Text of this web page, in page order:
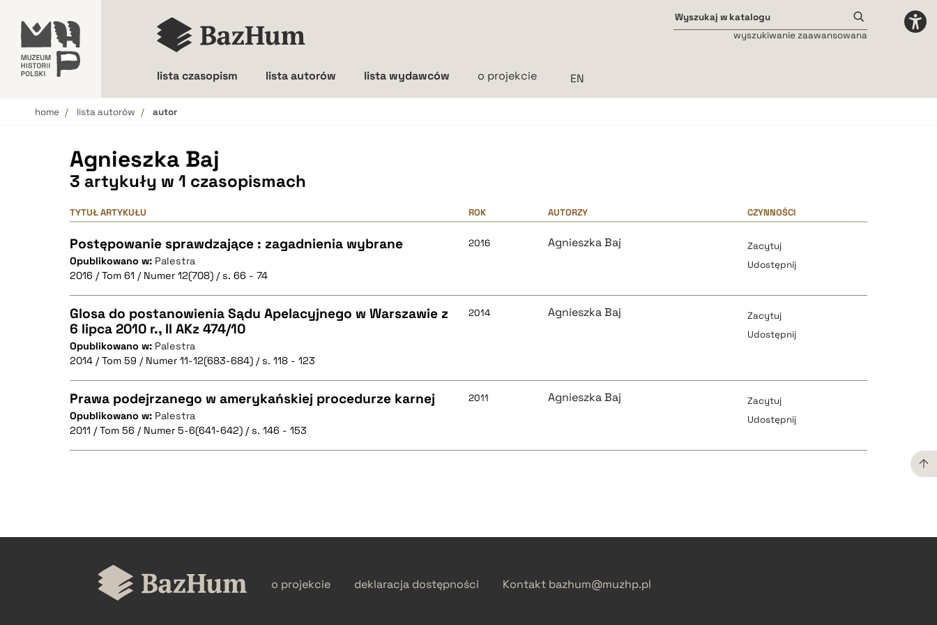
lista czasopism lista autorów lista wydawców o projekcie
wyszukiwanie zaawansowana
home lista autorów autor
Agnieszka Baj
3 artykuły w 1 czasopismach
TYTUŁ ARTYKUŁU ROK AUTORZY CZYNNOŚCI
Postępowanie sprawdzające : zagadnienia wybrane
Opublikowano w: Palestra
2016 / Tom 61 / Numer 12(708) / s. 66 - 74
2016 Agnieszka Baj
Zacytuj
Udostępnij
CZYSTY TEKST
pobierz cytat
BIBTEX
pobierz cytat
Glosa do postanowienia Sądu Apelacyjnego w Warszawie z
6 lipca 2010 r., II AKz 474/10
Opublikowano w: Palestra
2014 / Tom 59 / Numer 11-12(683-684) / s. 118 - 123
2014 Agnieszka Baj
Zacytuj
Udostępnij
CZYSTY TEKST
pobierz cytat
Prawa podejrzanego w amerykańskiej procedurze karnej
Opublikowano w: Palestra
2011 / Tom 56 / Numer 5-6(641-642) / s. 146 - 153
2011 Agnieszka Baj
Zacytuj
Udostępnij
BIBTEX o projekcie deklaracja dostępności Kontakt bazhum@muzhp.pl